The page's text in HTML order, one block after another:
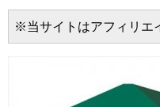
※当サイトはアフィリエ